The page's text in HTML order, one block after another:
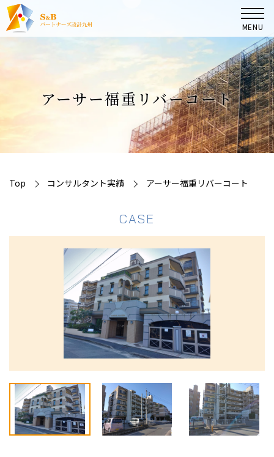
MENU
マンション管理組合の皆様へ
大規模修繕コンサルタント業務
コンサルタント実績
092-292-7505
アーサー福重リバーコート
Top コンサルタント実績 アーサー福重リバーコート
CASE